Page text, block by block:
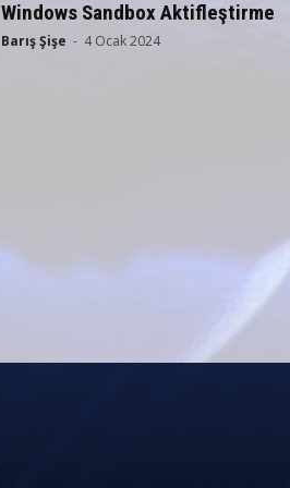
Windows Sandbox Aktifleştirme
Barış Şişe - 4 Ocak 2024